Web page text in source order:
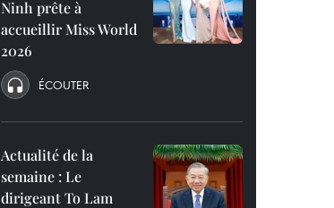
Ninh prête à
accueillir Miss World
2026
ÉCOUTER
Actualité de la
semaine : Le
dirigeant To Lam